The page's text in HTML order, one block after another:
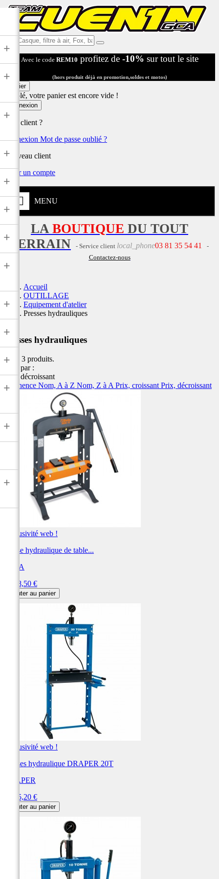
Ex:
Casque,
filtre
air,
Fox,
...
Avec le code REM10 profitez de -10% sur tout le site
(hors produit déjà en promotion,soldes et motos)
Panier
Désolé, votre panier est encore vide !
Connexion
Déjà client ?
Connexion Mot de passe oublié ?
Nouveau client
Créer un compte
MENU
+
+
+
+
+
+
+
+
+
+
+
+
+
+
LA BOUTIQUE DU TOUT
TERRAIN
- Service client local_phone03 81 35 54 41
-
Contactez-nous
Accueil
OUTILLAGE
Equipement d'atelier
Presses hydrauliques
Presses hydrauliques
Il y a 3 produits.
Trier par :
Prix, décroissant
Pertinence Nom, A à Z Nom, Z à A Prix, croissant Prix, décroissant
Exclusivité web !
Presse hydraulique de table...
BETA
1 198,50 €
Ajouter au panier
Exclusivité web !
Presses hydraulique DRAPER 20T
DRAPER
1 105,20 €
Ajouter au panier